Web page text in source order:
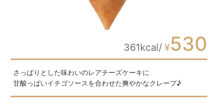
361kcal/ ¥530
さっぱりとした味わいのレアチーズケーキに
甘酸っぱいイチゴソースを合わせた爽やかなクレープ♪